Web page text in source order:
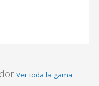
Ver toda la gama